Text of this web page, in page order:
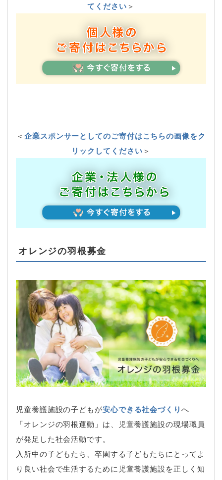
てください＞
＜企業スポンサーとしてのご寄付はこちらの画像をク
リックしてください＞
オレンジの羽根募金
児童養護施設の子どもが安心できる社会づくりへ
「オレンジの羽根運動」は、児童養護施設の現場職員
が発足した社会活動です。
入所中の子どもたち、卒園する子どもたちにとってよ
り良い社会で生活するために児童養護施設を正しく知